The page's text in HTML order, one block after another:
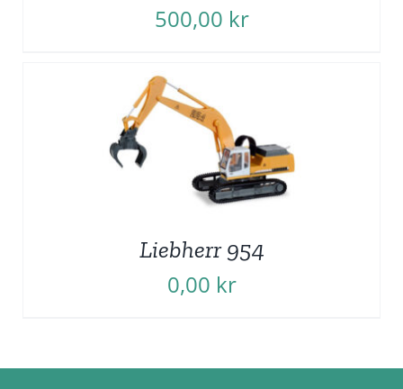
500,00 kr
Liebherr 954
0,00 kr